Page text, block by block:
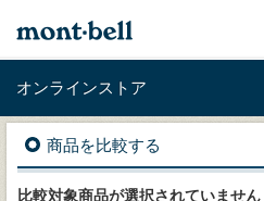
オンラインストア
商品を比較する
比較対象商品が選択されていません